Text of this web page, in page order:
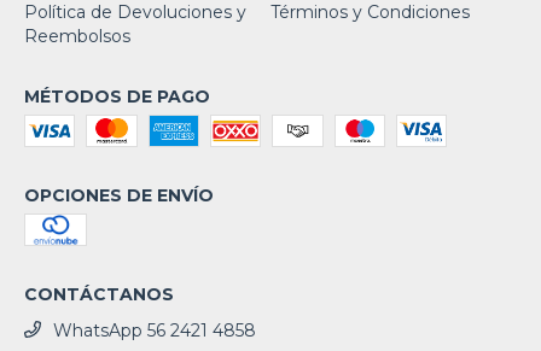
Política de Devoluciones y
Reembolsos
Términos y Condiciones
MÉTODOS DE PAGO
OPCIONES DE ENVÍO
CONTÁCTANOS
WhatsApp 56 2421 4858